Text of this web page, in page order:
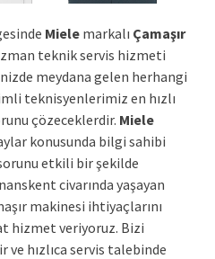
Mielemarkalı Çamaşır
teknik servis hizmeti
meydana gelen herhangi
teknisyenlerimiz en hızlı
çözeceklerdir. Miele
konusunda bilgi sahibi
etkili bir şekilde
civarında yaşayan
makinesi ihtiyaçlarını
hizmet veriyoruz. Bizi
hızlıca servis talebinde